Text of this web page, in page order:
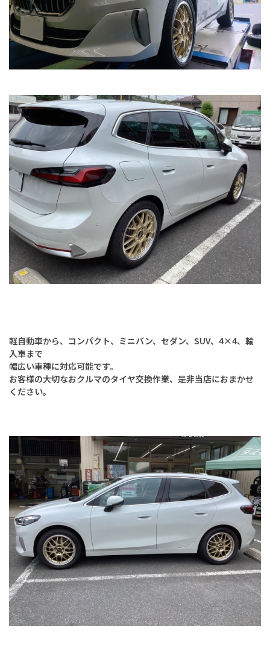
軽自動車から、コンパクト、ミニバン、セダン、SUV、4×4、輸
入車まで
幅広い車種に対応可能です。
お客様の大切なおクルマのタイヤ交換作業、是非当店におまかせ
ください。